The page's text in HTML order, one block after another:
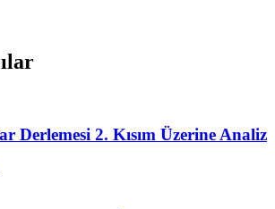
Derlemesi 2. Kısım Üzerine Analiz